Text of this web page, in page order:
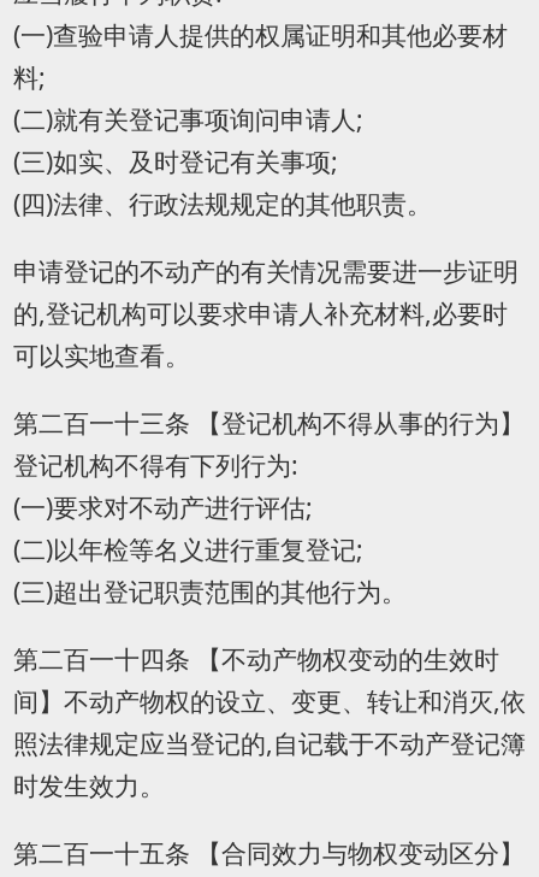
(一)查验申请人提供的权属证明和其他必要材
料;
(二)就有关登记事项询问申请人;
(三)如实、及时登记有关事项;
(四)法律、行政法规规定的其他职责。
申请登记的不动产的有关情况需要进一步证明
的,登记机构可以要求申请人补充材料,必要时
可以实地查看。
第二百一十三条 【登记机构不得从事的行为】
登记机构不得有下列行为:
(一)要求对不动产进行评估;
(二)以年检等名义进行重复登记;
(三)超出登记职责范围的其他行为。
第二百一十四条 【不动产物权变动的生效时
间】不动产物权的设立、变更、转让和消灭,依
照法律规定应当登记的,自记载于不动产登记簿
时发生效力。
第二百一十五条 【合同效力与物权变动区分】